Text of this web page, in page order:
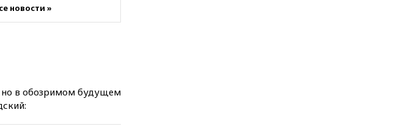
Путин обсудил с
ОАЭ ситуацию в
групповые
новости »
но в обозримом будущем